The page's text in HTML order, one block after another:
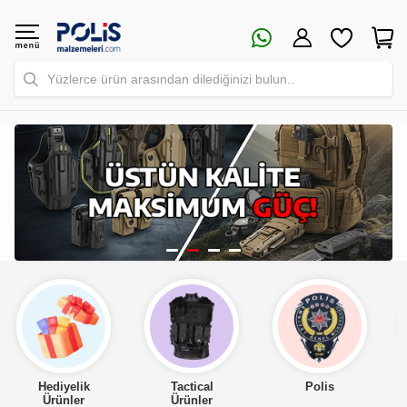
Yüzlerce ürün arasından dilediğinizi bulun..
Tactical
Ürünler
Polis Asker